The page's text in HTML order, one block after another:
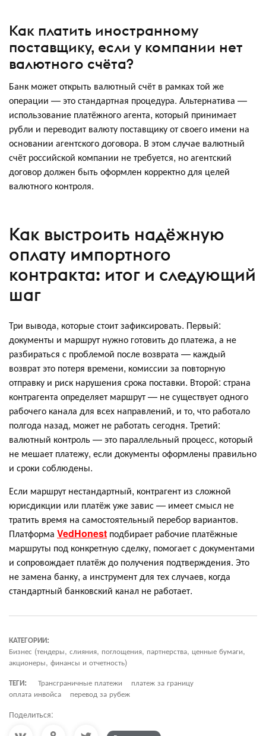
Как платить иностранному
поставщику, если у компании нет
валютного счёта?
Банк может открыть валютный счёт в рамках той же
операции — это стандартная процедура. Альтернатива —
использование платёжного агента, который принимает
рубли и переводит валюту поставщику от своего имени на
основании агентского договора. В этом случае валютный
счёт российской компании не требуется, но агентский
договор должен быть оформлен корректно для целей
валютного контроля.
Как выстроить надёжную
оплату импортного
контракта: итог и следующий
шаг
Три вывода, которые стоит зафиксировать. Первый:
документы и маршрут нужно готовить до платежа, а не
разбираться с проблемой после возврата — каждый
возврат это потеря времени, комиссии за повторную
отправку и риск нарушения срока поставки. Второй: страна
контрагента определяет маршрут — не существует одного
рабочего канала для всех направлений, и то, что работало
полгода назад, может не работать сегодня. Третий:
валютный контроль — это параллельный процесс, который
не мешает платежу, если документы оформлены правильно
и сроки соблюдены.
Если маршрут нестандартный, контрагент из сложной
юрисдикции или платёж уже завис — имеет смысл не
тратить время на самостоятельный перебор вариантов.
Платформа VedHonest подбирает рабочие платёжные
маршруты под конкретную сделку, помогает с документами
и сопровождает платёж до получения подтверждения. Это
не замена банку, а инструмент для тех случаев, когда
стандартный банковский канал не работает.
КАТЕГОРИИ:
Бизнес (тендеры, слияния, поглощения, партнерства, ценные бумаги,
акционеры, финансы и отчетность)
ТЕГИ:
Трансграничные платежи
платеж за границу
оплата инвойса
перевод за рубеж
Поделиться: